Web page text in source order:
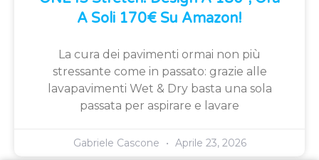
A Soli 170€ Su Amazon!
La cura dei pavimenti ormai non più
stressante come in passato: grazie alle
lavapavimenti Wet & Dry basta una sola
passata per aspirare e lavare
Gabriele Cascone Aprile 23, 2026